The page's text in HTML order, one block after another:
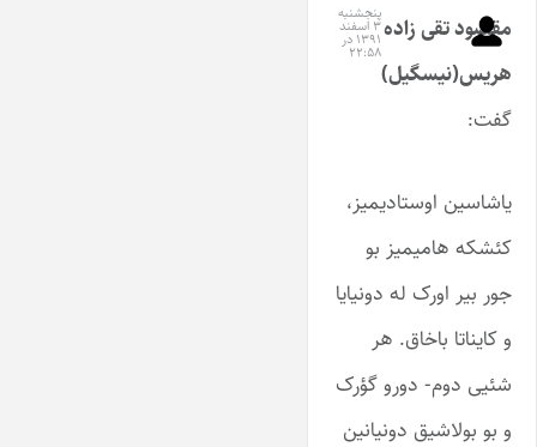
مقصود تقی زاده
هریس(نیسگیل)
گفت:
پنجشنبه
۳ اسفند
۱۳۹۱ در
۲۲:۵۸
یاشاسین اوستادیمیز،
کئشکه هامیمیز بو
جور بیر اورک له دونیایا
و کایناتا باخاق. هر
شئیی دوم- دورو گؤرک
و بو بولاشیق دونیانین